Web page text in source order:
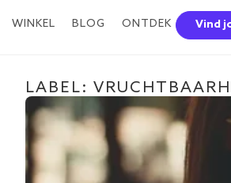
WINKEL BLOG ONTDEK Vind
LABEL: